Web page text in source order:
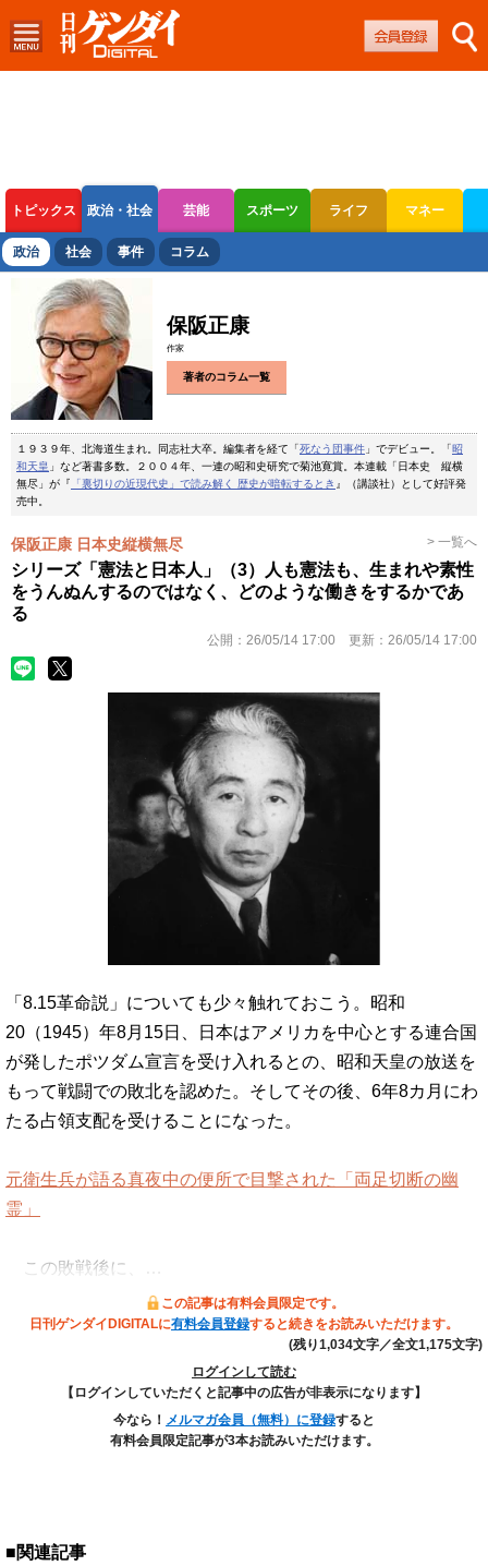
トピックス 政治・社会 芸能 スポーツ ライフ マネー
ボートレース 競輪 オートレース
政治 社会 事件 コラム
保阪正康
作家
著者のコラム一覧
１９３９年、北海道生まれ。同志社大卒。編集者を経て「死なう団事件 」でデビュー。「昭
和天皇 」など著書多数。２００４年、一連の昭和史研究で菊池寛賞。本連載「日本史 縦横
無尽」が『 「裏切りの近現代史」で読み解く 歴史が暗転するとき 』（講談社）として好評発
売中。
保阪正康 日本史縦横無尽 > 一覧へ
シリーズ「憲法と日本人」（3）人も憲法も、生まれや素性
をうんぬんするのではなく、どのような働きをするかであ
る
公開： 26/05/14 17:00 更新： 26/05/14 17:00
「8.15革命説」についても少々触れておこう。昭和
20（1945）年8月15日、日本はアメリカを中心とする連合国
が発したポツダム宣言を受け入れるとの、昭和天皇の放送を
もって戦闘での敗北を認めた。そしてその後、6年8カ月にわ
たる占領支配を受けることになった。
元衛生兵が語る真夜中の便所で目撃された「両足切断の幽
霊」
この敗戦後に、…
この記事は有料会員限定です。
日刊ゲンダイDIGITALに有料会員登録すると続きをお読みいただけます。
(残り1,034文字／全文1,175文字)
ログインして読む
【ログインしていただくと記事中の広告が非表示になります】
今なら！ メルマガ会員（無料）に登録すると
有料会員限定記事が3本お読みいただけます。
■関連記事